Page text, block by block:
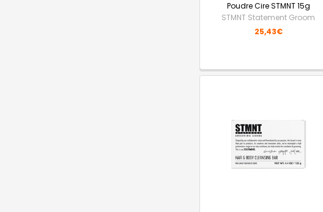
Poudre Cire STMNT 15g
STMNT Statement Groom
25,43€